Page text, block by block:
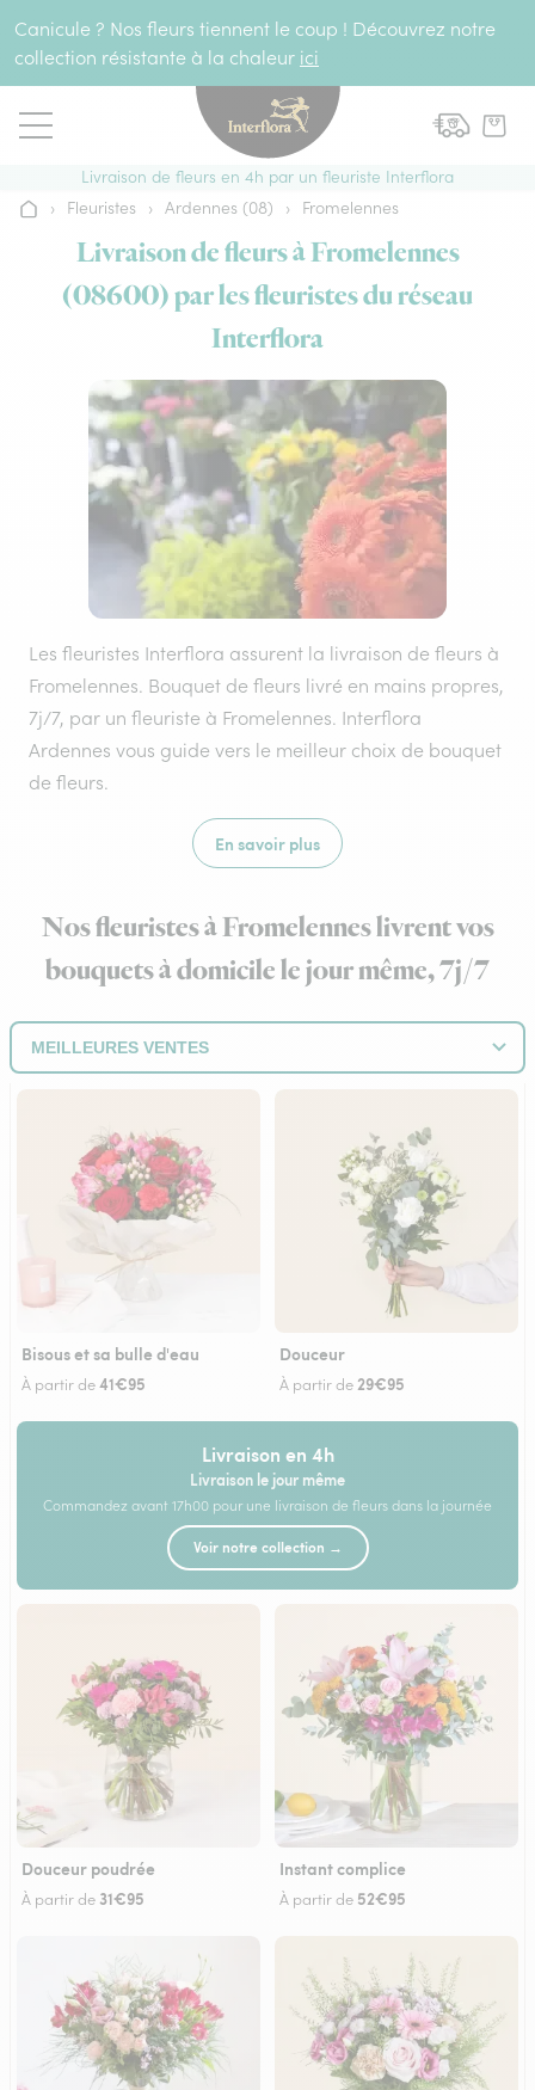
Canicule ? Nos fleurs tiennent le coup ! Découvrez notre
collection résistante à la chaleur ici
Livraison de fleurs en 4h par un fleuriste Interflora
Accueil
› Fleuristes › Ardennes (08) › Fromelennes
Livraison de fleurs à Fromelennes
(08600) par les fleuristes du réseau
Interflora
Les fleuristes Interflora assurent la livraison de fleurs à
Fromelennes. Bouquet de fleurs livré en mains propres,
7j/7, par un fleuriste à Fromelennes. Interflora
Ardennes vous guide vers le meilleur choix de bouquet
de fleurs.
En savoir plus
Nos fleuristes à Fromelennes livrent vos
bouquets à domicile le jour même, 7j/7
Bisous et sa bulle d'eau
À partir de41€95
Douceur
À partir de 29€95
Livraison en 4h
Livraison le jour même
Commandez avant 17h00 pour une livraison de fleurs dans la journée
Voir notre collection →
Douceur poudrée
À partir de 31€95
Instant complice
À partir de 52€95